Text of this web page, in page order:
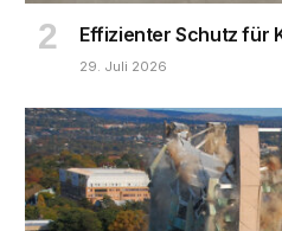
Effizienter Schutz für
29. Juli 2026